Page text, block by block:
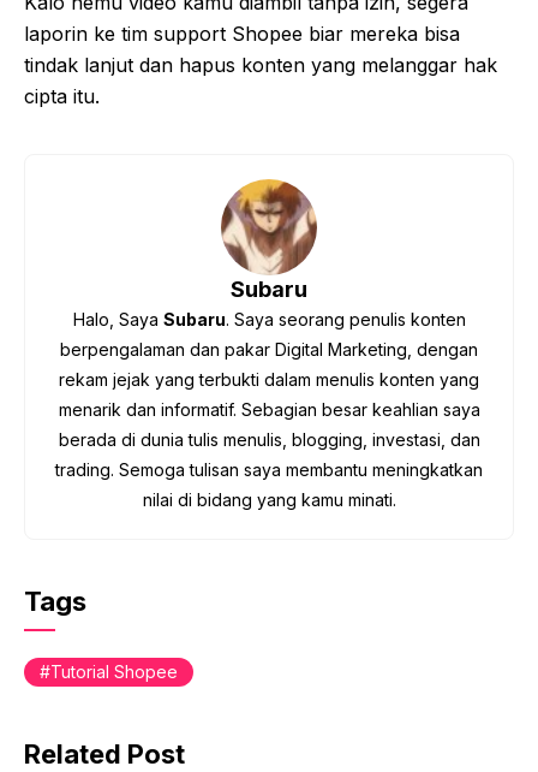
laporin ke tim support Shopee biar mereka bisa
tindak lanjut dan hapus konten yang melanggar hak
cipta itu.
Subaru
Halo, Saya Subaru. Saya seorang penulis konten
berpengalaman dan pakar Digital Marketing, dengan
rekam jejak yang terbukti dalam menulis konten yang
menarik dan informatif. Sebagian besar keahlian saya
berada di dunia tulis menulis, blogging, investasi, dan
trading. Semoga tulisan saya membantu meningkatkan
nilai di bidang yang kamu minati.
Tags
Tutorial Shopee
Related Post